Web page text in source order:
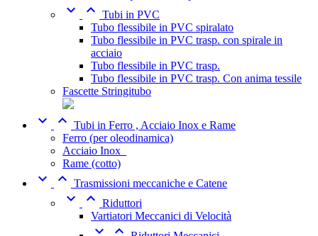
  Tubi in PVC
Tubo flessibile in PVC spiralato
Tubo flessibile in PVC trasp. con spirale in
acciaio
Tubo flessibile in PVC trasp.
Tubo flessibile in PVC trasp. Con anima tessile
Fascette Stringitubo
  Tubi in Ferro , Acciaio Inox e Rame
Ferro (per oleodinamica)
Acciaio Inox_
Rame (cotto)
  Trasmissioni meccaniche e Catene
  Riduttori
Vartiatori Meccanici di Velocità
 